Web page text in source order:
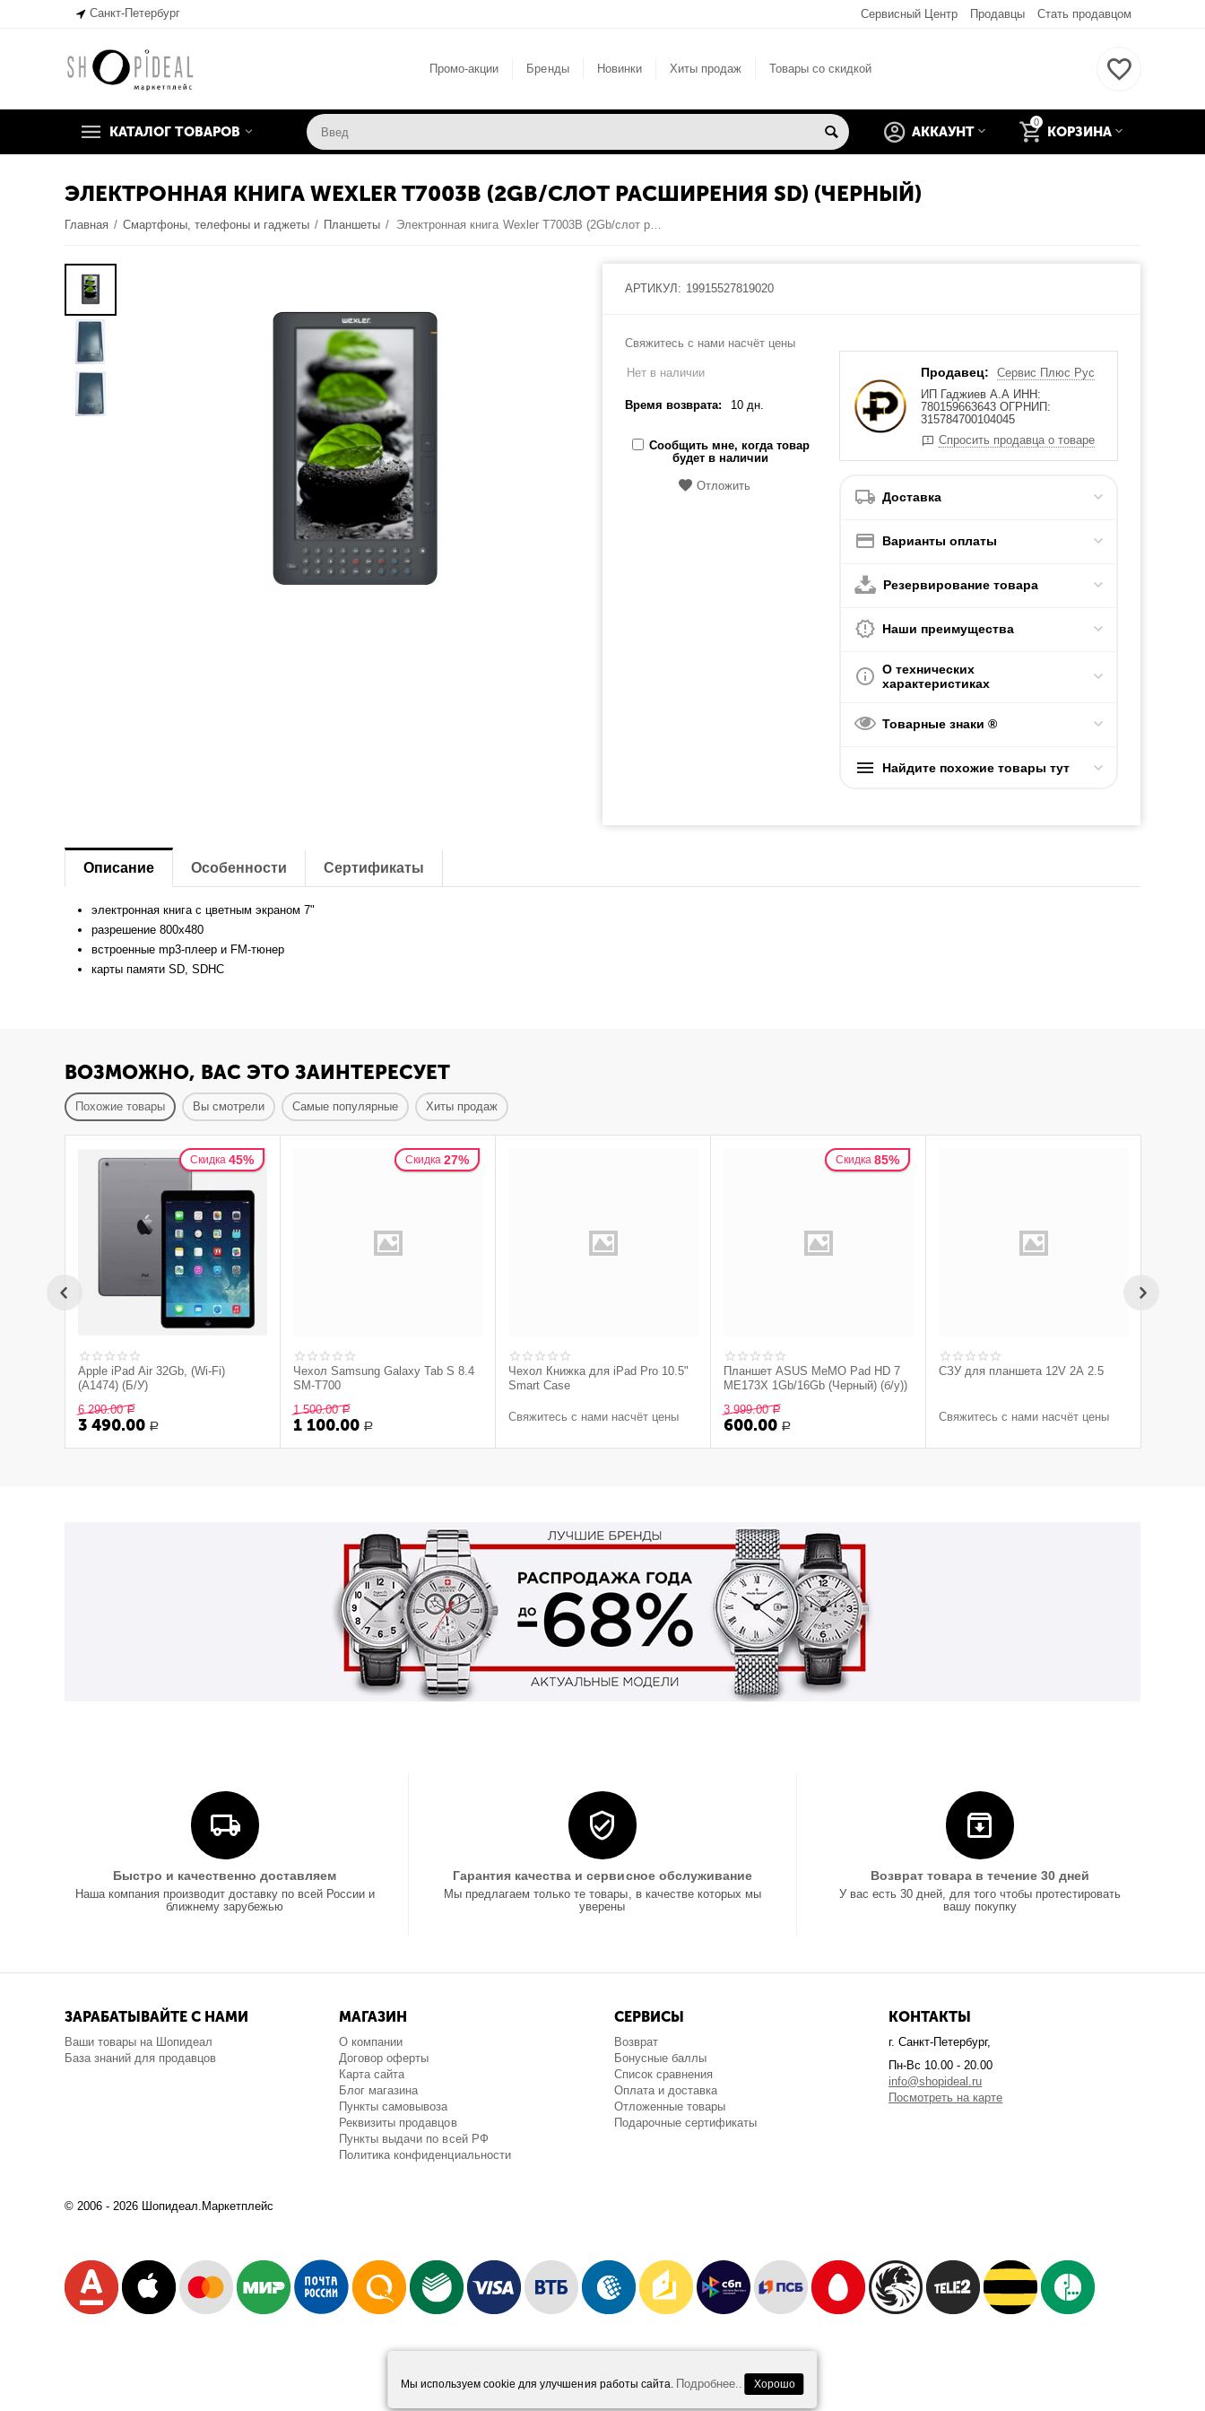
Мы используем cookie для улучшения работы сайта. Подробнее.. Хорошо
Санкт-Петербург Сервисный Центр Продавцы Стать продавцом
Промо-акции Бренды Новинки Хиты продаж Товары со скидкой
КАТАЛОГ ТОВАРОВ
0
КОРЗИНА
АККАУНТ
ЭЛЕКТРОННАЯ КНИГА WEXLER T7003B (2GB/СЛОТ РАСШИРЕНИЯ SD) (ЧЕРНЫЙ)
Главная / Смартфоны, телефоны и гаджеты / Планшеты / Электронная книга Wexler T7003B (2Gb/слот расширения SD) (Черный)
АРТИКУЛ: 19915527819020
Свяжитесь с нами насчёт цены
Нет в наличии
Время возврата: 10 дн.
Сообщить мне, когда товар
будет в наличии
Отложить
Продавец:
Сервис Плюс Рус
ИП Гаджиев А.А ИНН:
780159663643 ОГРНИП:
315784700104045
Спросить продавца о товаре
Доставка
Варианты оплаты
Резервирование товара
Наши преимущества
О технических
характеристиках
Товарные знаки ®
Найдите похожие товары тут
Описание Особенности Сертификаты
электронная книга с цветным экраном 7"
разрешение 800x480
встроенные mp3-плеер и FM-тюнер
карты памяти SD, SDHC
ВОЗМОЖНО, ВАС ЭТО ЗАИНТЕРЕСУЕТ
Похожие товары Вы смотрели Самые популярные Хиты продаж
Скидка 45%
Apple iPad Air 32Gb, (Wi-Fi)
(A1474) (Б/У)
6 290.00 Р
3 490.00 Р
Скидка 27%
Чехол Samsung Galaxy Tab S 8.4
SM-T700
1 500.00 Р
1 100.00 Р
Чехол Книжка для iPad Pro 10.5"
Smart Case
Свяжитесь с нами насчёт цены
Скидка 85%
Планшет ASUS MeMO Pad HD 7
ME173X 1Gb/16Gb (Черный) (б/у))
3 999.00 Р
600.00 Р
СЗУ для планшета 12V 2A 2.5
Свяжитесь с нами насчёт цены
Быстро и качественно доставляем
Наша компания производит доставку по всей России и
ближнему зарубежью
Гарантия качества и сервисное обслуживание
Мы предлагаем только те товары, в качестве которых мы
уверены
Возврат товара в течение 30 дней
У вас есть 30 дней, для того чтобы протестировать
вашу покупку
ЗАРАБАТЫВАЙТЕ С НАМИ
Ваши товары на Шопидеал
База знаний для продавцов
МАГАЗИН
О компании
Договор оферты
Карта сайта
Блог магазина
Пункты самовывоза
Реквизиты продавцов
Пункты выдачи по всей РФ
Политика конфиденциальности
СЕРВИСЫ
Возврат
Бонусные баллы
Список сравнения
Оплата и доставка
Отложенные товары
Подарочные сертификаты
КОНТАКТЫ
г. Санкт-Петербург,
Пн-Вс 10.00 - 20.00
info@shopideal.ru
Посмотреть на карте
© 2006 - 2026 Шопидеал.Маркетплейс